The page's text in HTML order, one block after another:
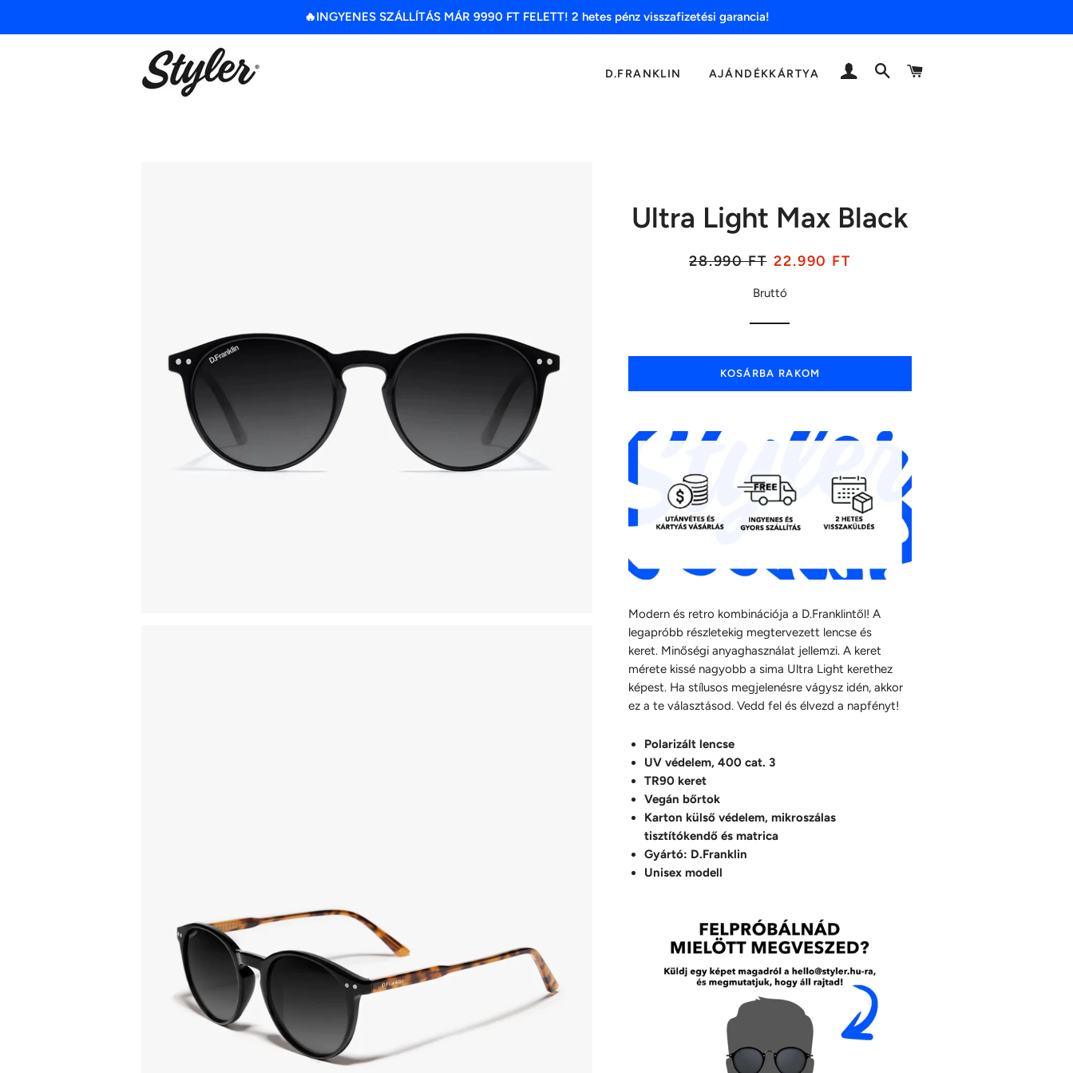
🔥INGYENES SZÁLLÍTÁS MÁR 9990 FT FELETT! 2 hetes pénz visszafizetési garancia!
D.FRANKLIN AJÁNDÉKKÁRTYA BELÉPÉSKERESÉS
Ultra Light Max Black
Listaár
28.990 FT Akciós
22.990 FT
Bruttó
KOSÁRBA RAKOM
Modern és retro kombinációja a D.Franklintől! A
legapróbb részletekig megtervezett lencse és
keret. Minőségi anyaghasználat jellemzi. A keret
mérete kissé nagyobb a sima Ultra Light kerethez
képest. Ha stílusos megjelenésre vágysz idén, akkor
ez a te választásod. Vedd fel és élvezd a napfényt!
Polarizált lencse
UV védelem, 400 cat. 3
TR90 keret
Vegán bőrtok
Karton külső védelem, mikroszálas
tisztítókendő és matrica
Gyártó: D.Franklin
Unisex modell